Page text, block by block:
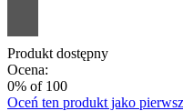
Produkt dostępny
Ocena:
0% of 100
Oceń ten produkt jako